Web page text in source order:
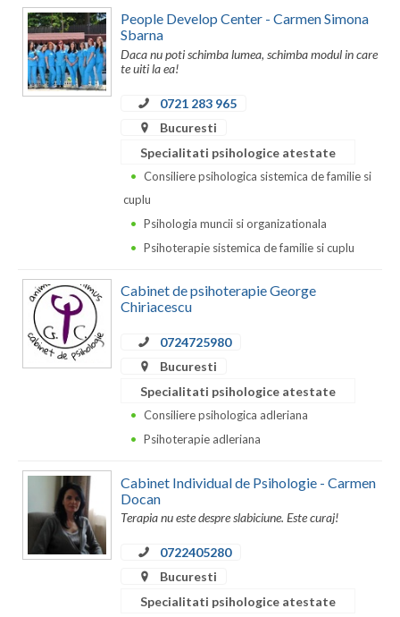
Bucuresti
Buzau
Calarasi
Dolj
Galati
Giurgiu
Hunedoara
Ialomita
People Develop Center - Carmen Simona
Sbarna
Daca nu poti schimba lumea, schimba modul in care
te uiti la ea!
0721 283 965
Bucuresti
Specialitati psihologice atestate
Consiliere psihologica sistemica de familie si
cuplu
Psihologia muncii si organizationala
Psihoterapie sistemica de familie si cuplu
Cabinet de psihoterapie George
Chiriacescu
0724725980
Bucuresti
Specialitati psihologice atestate
Consiliere psihologica adleriana
Psihoterapie adleriana
Cabinet Individual de Psihologie - Carmen
Docan
Terapia nu este despre slabiciune. Este curaj!
0722405280
Bucuresti
Specialitati psihologice atestate